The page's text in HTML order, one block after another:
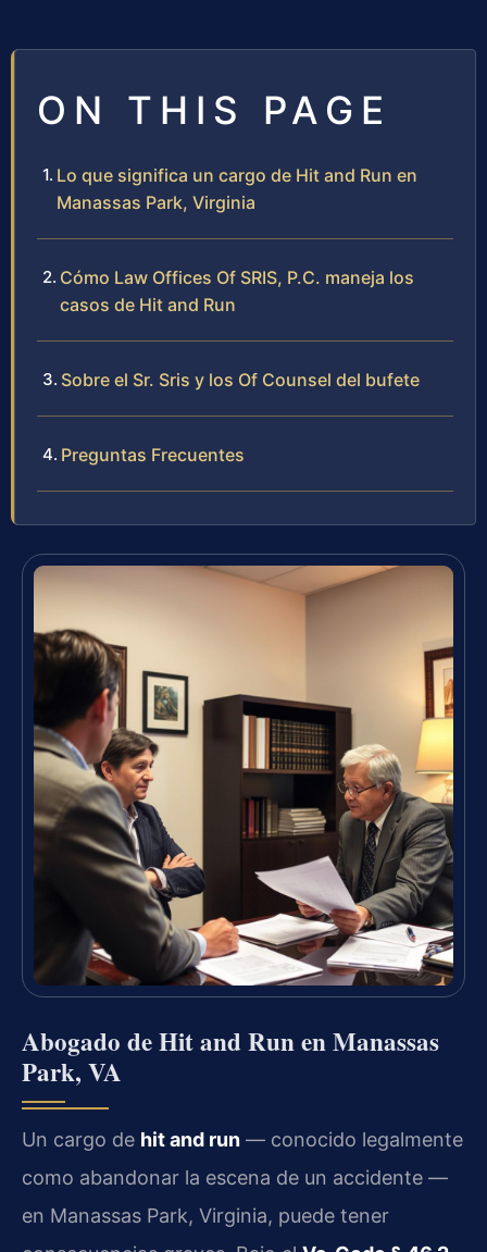
ON THIS PAGE
Lo que significa un cargo de Hit and Run en
Manassas Park, Virginia
Cómo Law Offices Of SRIS, P.C. maneja los
casos de Hit and Run
Sobre el Sr. Sris y los Of Counsel del bufete
Preguntas Frecuentes
Abogado de Hit and Run en Manassas
Park, VA
Un cargo de hit and run — conocido legalmente
como abandonar la escena de un accidente —
en Manassas Park, Virginia, puede tener